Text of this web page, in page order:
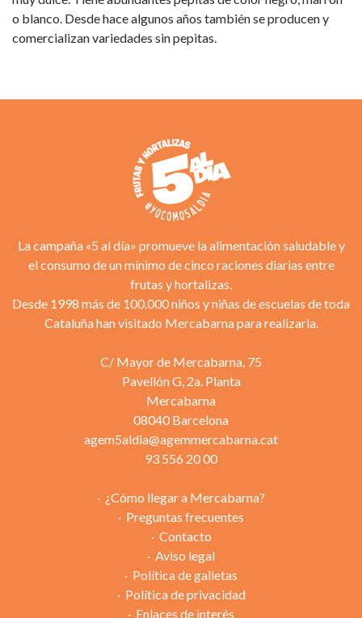
o blanco. Desde hace algunos años también se producen y
comercializan variedades sin pepitas.
La campaña «5 al día» promueve la alimentación saludable y
el consumo de un mínimo de cinco raciones diarias entre
frutas y hortalizas.
Desde 1998 más de 100.000 niños y niñas de escuelas de toda
Cataluña han visitado Mercabarna para realizarla.
C/ Mayor de Mercabarna, 75
Pavellón G, 2a. Planta
Mercabarna
08040 Barcelona
agem5aldia@agemmercabarna.cat
93 556 20 00
¿Cómo llegar a Mercabarna?
Preguntas frecuentes
Contacto
Aviso legal
Política de galletas
Política de privacidad
Enlaces de interés